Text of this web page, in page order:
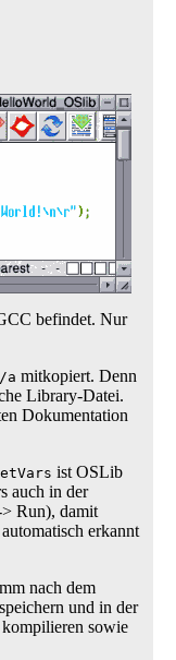
befindet. Nur
a mitkopiert. Denn
Library-Datei.
Dokumentation
ist OSLib
auch in der
Run), damit
erkannt
nach dem
speichern und in der
sowie